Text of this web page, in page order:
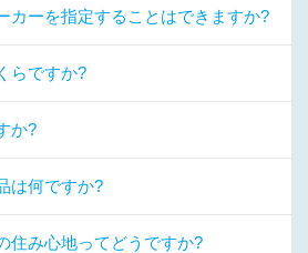
カーを指定することはできますか?
らですか?
か?
は何ですか?
住み心地ってどうですか?